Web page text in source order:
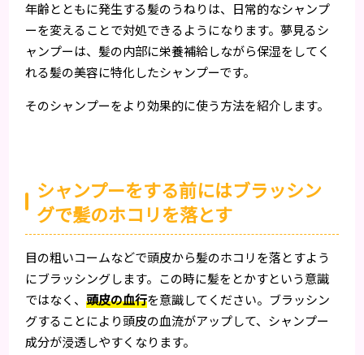
年齢とともに発生する髪のうねりは、日常的なシャンプ
ーを変えることで対処できるようになります。夢見るシ
ャンプーは、髪の内部に栄養補給しながら保湿をしてく
れる髪の美容に特化したシャンプーです。
そのシャンプーをより効果的に使う方法を紹介します。
シャンプーをする前にはブラッシン
グで髪のホコリを落とす
目の粗いコームなどで頭皮から髪のホコリを落とすよう
にブラッシングします。この時に髪をとかすという意識
ではなく、頭皮の血行を意識してください。ブラッシン
グすることにより頭皮の血流がアップして、シャンプー
成分が浸透しやすくなります。